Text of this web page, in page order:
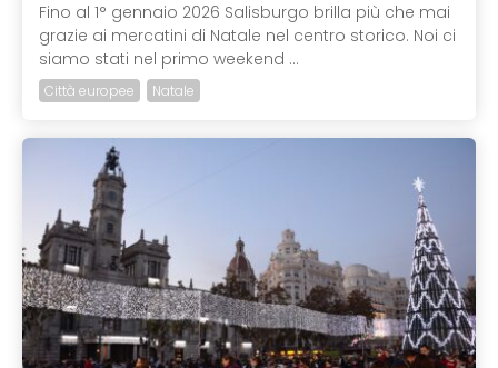
Fino al 1° gennaio 2026 Salisburgo brilla più che mai
grazie ai mercatini di Natale nel centro storico. Noi ci
siamo stati nel primo weekend ...
Città europee Natale